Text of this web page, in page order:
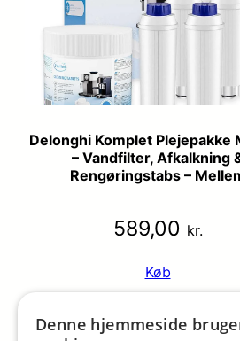
Delonghi Komplet Plejepakke
– Vandfilter, Afkalkning
Rengøringstabs –
589,00 kr.
Køb
Sage Komplet 2-Faset
Denne hjemmeside